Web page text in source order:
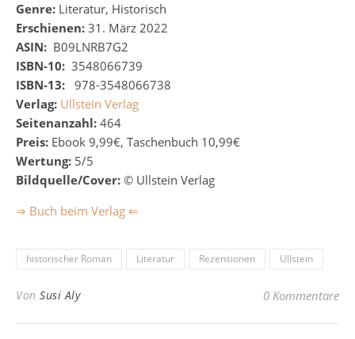
Genre: Literatur, Historisch
Erschienen: 31. März 2022
ASIN: B09LNRB7G2
ISBN-10: 3548066739
ISBN-13: 978-3548066738
Verlag: Ullstein Verlag
Seitenanzahl: 464
Preis: Ebook 9,99€, Taschenbuch 10,99€
Wertung: 5/5
Bildquelle/Cover: © Ullstein Verlag
⇒ Buch beim Verlag ⇐
historischer Roman Literatur Rezensionen Ullstein
Von Susi Aly 0 Kommentare